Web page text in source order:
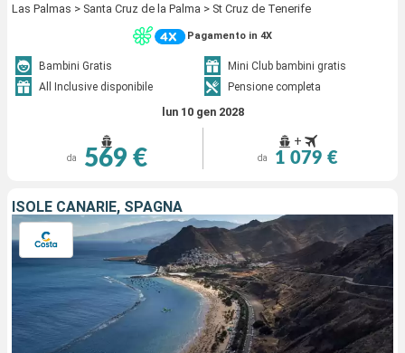
Las Palmas > Santa Cruz de la Palma > St Cruz de Tenerife
Pagamento in 4X
Bambini Gratis
Mini Club bambini gratis
All Inclusive disponibile
Pensione completa
lun 10 gen 2028
da 569 €
+
da 1 079 €
ISOLE CANARIE, SPAGNA